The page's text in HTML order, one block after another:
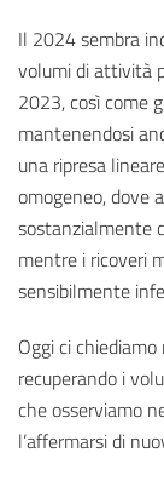
Il 2024 sembra
volumi di attività
2023, così come
mantenendosi
una ripresa
omogeneo, dove
sostanzialmente
mentre i ricoveri
sensibilmente
Oggi ci
recuperando i
che osserviamo
l’affermarsi di